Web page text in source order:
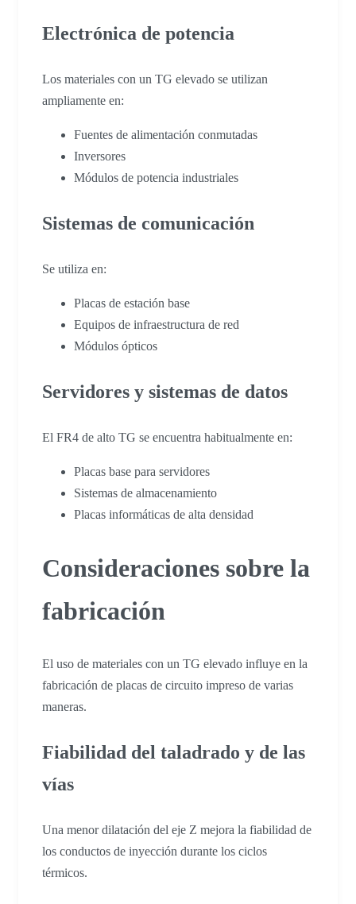
Electrónica de potencia
Los materiales con un TG elevado se utilizan
ampliamente en:
Fuentes de alimentación conmutadas
Inversores
Módulos de potencia industriales
Sistemas de comunicación
Se utiliza en:
Placas de estación base
Equipos de infraestructura de red
Módulos ópticos
Servidores y sistemas de datos
El FR4 de alto TG se encuentra habitualmente en:
Placas base para servidores
Sistemas de almacenamiento
Placas informáticas de alta densidad
Consideraciones sobre la
fabricación
El uso de materiales con un TG elevado influye en la
fabricación de placas de circuito impreso de varias
maneras.
Fiabilidad del taladrado y de las
vías
Una menor dilatación del eje Z mejora la fiabilidad de
los conductos de inyección durante los ciclos
térmicos.